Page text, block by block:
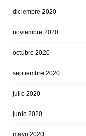
diciembre 2020
noviembre 2020
octubre 2020
septiembre 2020
julio 2020
junio 2020